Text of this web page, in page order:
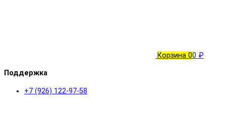
Корзина 00 ₽
Поддержка
+7 (926) 122-97-58